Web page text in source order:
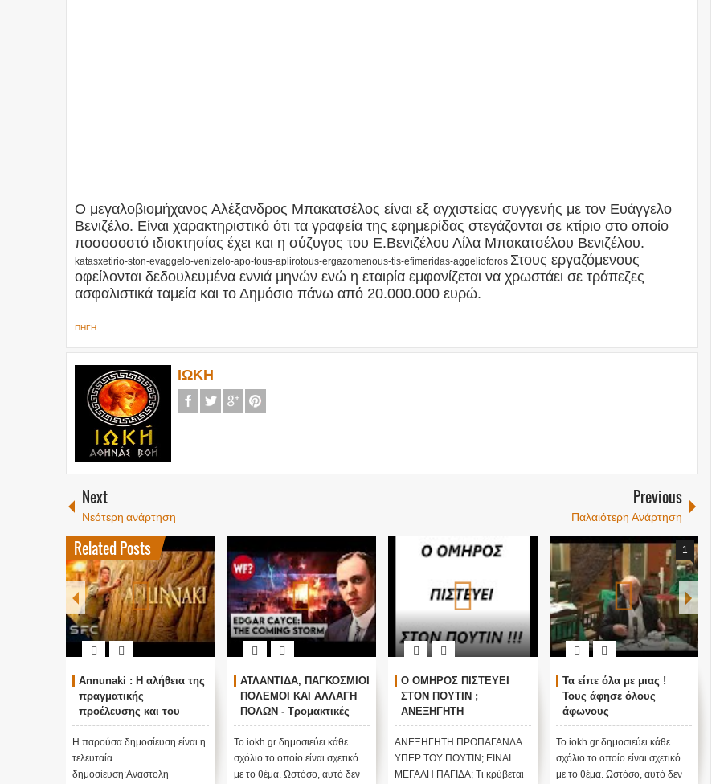
Ο μεγαλοβιομήχανος Αλέξανδρος Μπακατσέλος είναι εξ αγχιστείας συγγενής με τον Ευάγγελο
Βενιζέλο. Είναι χαρακτηριστικό ότι τα γραφεία της εφημερίδας στεγάζονται σε κτίριο στο οποίο
ποσοσοστό ιδιοκτησίας έχει και η σύζυγος του Ε.Βενιζέλου Λίλα Μπακατσέλου Βενιζέλου.
katasxetirio-ston-evaggelo-venizelo-apo-tous-aplirotous-ergazomenous-tis-efimeridas-aggelioforos Στους εργαζόμενους
οφείλονται δεδουλευμένα εννιά μηνών ενώ η εταιρία εμφανίζεται να χρωστάει σε τράπεζες
ασφαλιστικά ταμεία και το Δημόσιο πάνω από 20.000.000 ευρώ.
ΠΗΓΗ
ΙΩΚΗ
Next
Νεότερη ανάρτηση
Previous
Παλαιότερη Ανάρτηση
Related Posts
Annunaki : Η αλήθεια της
πραγματικής
προέλευσης και του
σκοπού τους και
αναστολή λειτουργίας
μας ....
Η παρούσα δημοσίευση είναι η
τελευταία
δημοσίευση:Αναστολή
ΑΤΛΑΝΤΙΔΑ, ΠΑΓΚΟΣΜΙΟΙ
ΠΟΛΕΜΟΙ ΚΑΙ ΑΛΛΑΓΗ
ΠΟΛΩΝ - Τρομακτικές
προβλέψεις του Edgar
Cayce (Video)
Το iokh.gr δημοσιεύει κάθε
σχόλιο το οποίο είναι σχετικό
με το θέμα. Ωστόσο, αυτό δεν
Ο ΟΜΗΡΟΣ ΠΙΣΤΕΥΕΙ
ΣΤΟΝ ΠΟΥΤΙΝ ;
ΑΝΕΞΗΓΗΤΗ
ΠΡΟΠΑΓΑΝΔΑ ΥΠΕΡ ΤΟΥ
ΠΟΥΤΙΝ;
ΑΝΕΞΗΓΗΤΗ ΠΡΟΠΑΓΑΝΔΑ
ΥΠΕΡ ΤΟΥ ΠΟΥΤΙΝ; ΕΙΝΑΙ
ΜΕΓΑΛΗ ΠΑΓΙΔΑ; Τι κρύβεται
1
Τα είπε όλα με μιας !
Τους άφησε όλους
άφωνους
Το iokh.gr δημοσιεύει κάθε
σχόλιο το οποίο είναι σχετικό
με το θέμα. Ωστόσο, αυτό δεν